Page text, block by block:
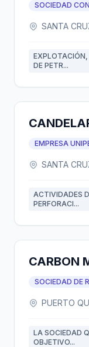
SOCIEDAD
SANTA
DE PETR...
EMPRESA
SANTA
ACTIVIDADES
PERFORACI...
CARBON
SOCIEDAD DE
PUERTO
LA SOCIEDAD
OBJETIVO...